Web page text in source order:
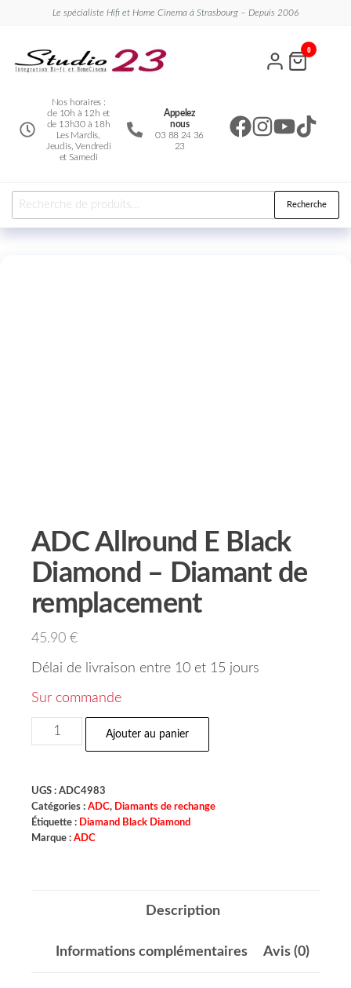
Le spécialiste Hifi et Home Cinema à Strasbourg – Depuis 2006
Nos horaires :
de 10h à 12h et
de 13h30 à 18h
Les Mardis,
Jeudis, Vendredi
et Samedi
Appelez
nous
03 88 24 36
23
0
Recherche
ADC Allround E Black
Diamond – Diamant de
remplacement
45.90 €
Délai de livraison entre 10 et 15 jours
Sur commande
Ajouter au panier
UGS : ADC4983
Catégories : ADC, Diamants de rechange
Étiquette : Diamand Black Diamond
Marque : ADC
Description
Informations complémentaires Avis (0)